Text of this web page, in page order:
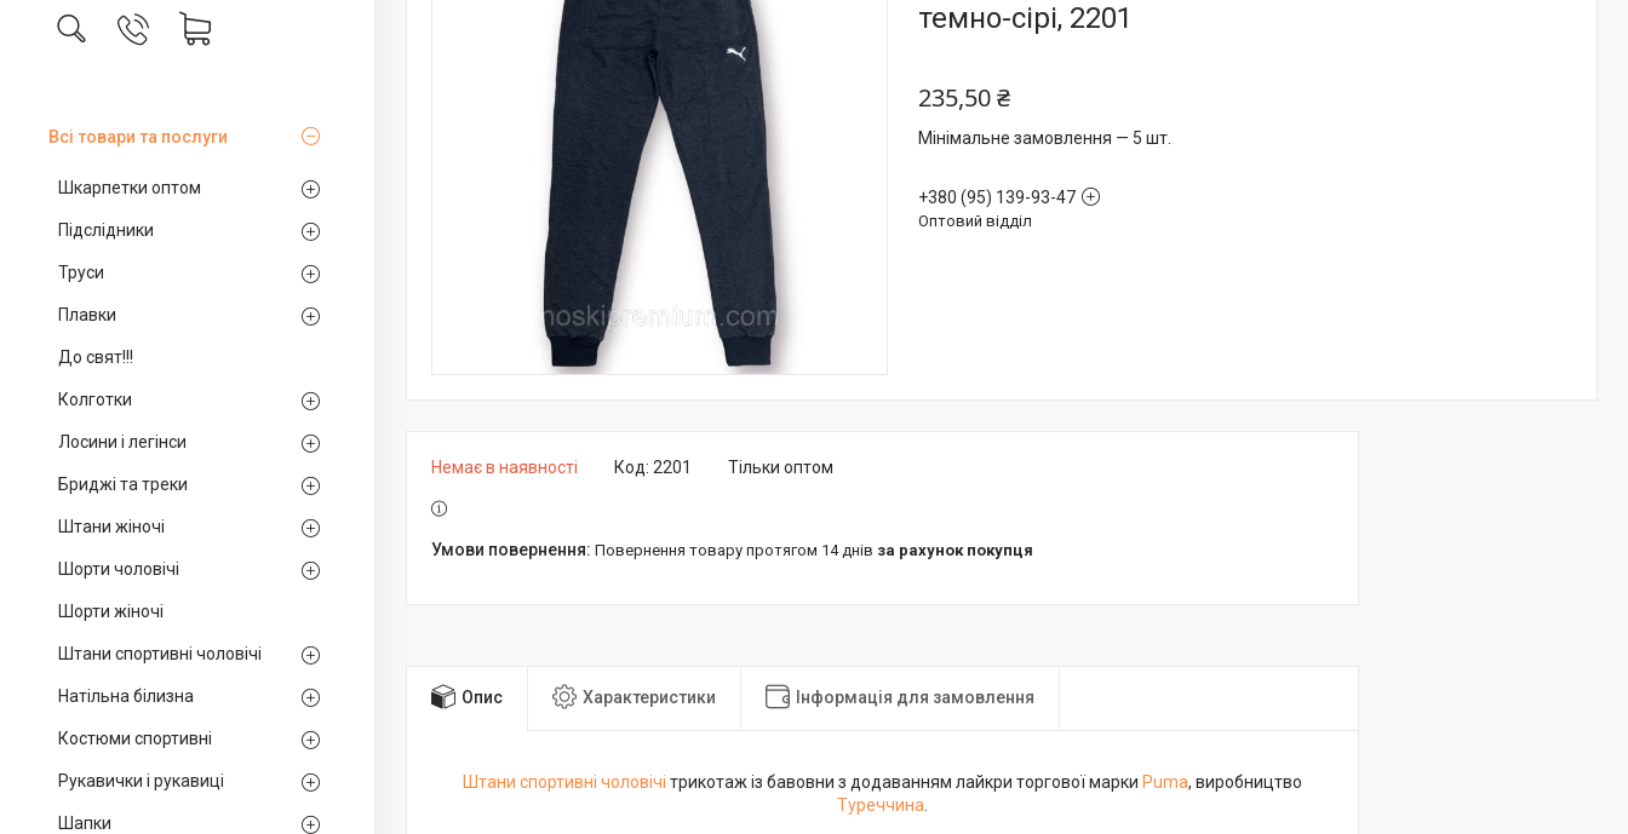
Всі товари та послуги
Шкарпетки оптом
Підслідники
Труси
Плавки
До свят!!!
Колготки
Лосини і легінси
Бриджі та треки
Штани жіночі
Шорти чоловічі
Шорти жіночі
Штани спортивні чоловічі
Натільна білизна
Костюми спортивні
Рукавички і рукавиці
Шапки
темно-сірі, 2201
235,50 ₴
Мінімальне замовлення — 5 шт.
+380 (95) 139-93-47
Оптовий відділ
Немає в наявності Тільки оптом
Код: 2201
повернення товару протягом 14 днів за рахунок покупця
Опис Характеристики Інформація для замовлення
Штани спортивні чоловічі трикотаж із бавовни з додаванням лайкри торгової марки Puma, виробництво
Туреччина